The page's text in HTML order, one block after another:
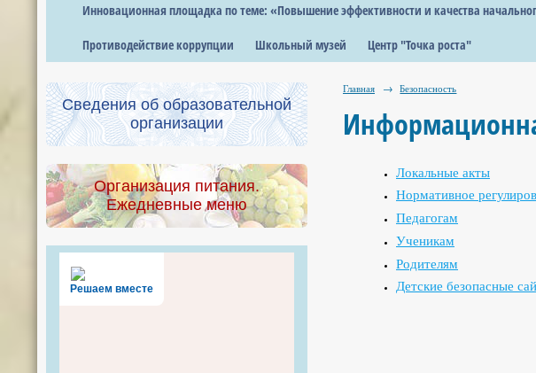
Инновационная площадка по теме: «Повышение эффективности и качества
Противодействие коррупции Школьный музей Центр "Точка роста"
Сведения об образовательной
организации
Организация питания.
Ежедневные меню
Решаем вместе
Главная → Безопасность
Локальные акты
Нормативное
Педагогам
Ученикам
Родителям
Детские безопасные